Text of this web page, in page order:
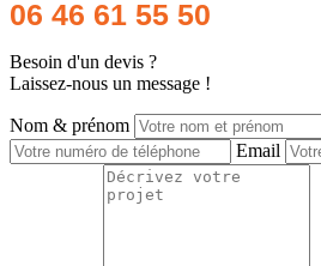
06 46 61 55 50
Besoin d'un devis ?
Laissez-nous un message !
Nom & prénom
Email